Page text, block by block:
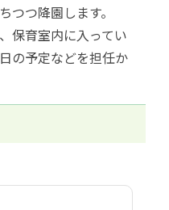
つつ降園します。
保育室内に入ってい
の予定などを担任か